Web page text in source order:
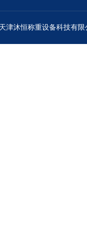
津沐恒称重设备科技有